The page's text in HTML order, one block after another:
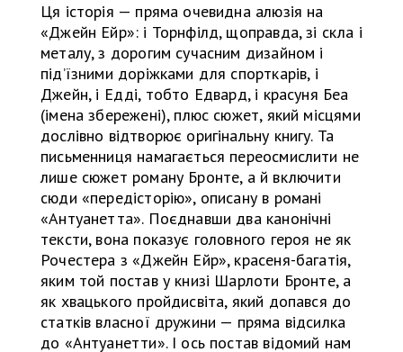
Ця історія — пряма очевидна алюзія на
«Джейн Ейр»: і Торнфілд, щоправда, зі скла і
металу, з дорогим сучасним дизайном і
під’їзними доріжками для спорткарів, і
Джейн, і Едді, тобто Едвард, і красуня Беа
(імена збережені), плюс сюжет, який місцями
дослівно відтворює оригінальну книгу. Та
письменниця намагається переосмислити не
лише сюжет роману Бронте, а й включити
сюди «передісторію», описану в романі
«Антуанетта». Поєднавши два канонічні
тексти, вона показує головного героя не як
Рочестера з «Джейн Ейр», красеня-багатія,
яким той постав у книзі Шарлоти Бронте, а
як хвацького пройдисвіта, який допався до
статків власної дружини — пряма відсилка
до «Антуанетти». І ось постав відомий нам